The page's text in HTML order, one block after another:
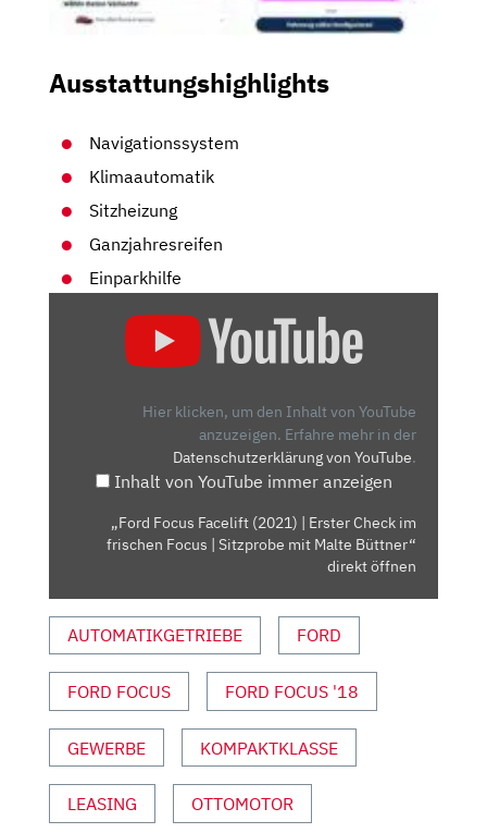
Ausstattungshighlights
Navigationssystem
Klimaautomatik
Sitzheizung
Ganzjahresreifen
Einparkhilfe
FRISCHEN
| SITZPROBE
BÜTTNER“
VON
YOUTUBE
ANZEIGEN
Hier klicken, um den Inhalt von YouTube
anzuzeigen. Erfahre mehr in der
Datenschutzerklärung von YouTube.
Inhalt von YouTube immer anzeigen
„Ford Focus Facelift (2021) | Erster Check im
frischen Focus | Sitzprobe mit Malte Büttner“
direkt öffnen
AUTOMATIKGETRIEBE FORD
FORD FOCUS FORD FOCUS '18
GEWERBE KOMPAKTKLASSE
LEASING OTTOMOTOR